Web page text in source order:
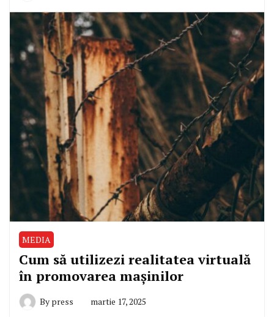
MEDIA
Cum să utilizezi realitatea virtuală
în promovarea mașinilor
By press martie 17, 2025